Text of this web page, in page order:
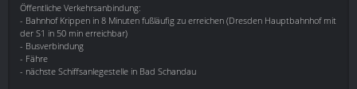
Öffentliche Verkehrsanbindung:
- Bahnhof Krippen in 8 Minuten fußläufig zu erreichen (Dresden Hauptbahnhof mit
der S1 in 50 min erreichbar)
- Busverbindung
- Fähre
- nächste Schiffsanlegestelle in Bad Schandau